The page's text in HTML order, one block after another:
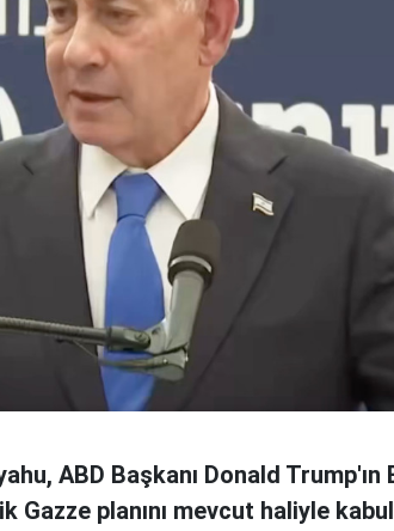
ABD Başkanı Donald Trump'ın
Gazze planını mevcut haliyle